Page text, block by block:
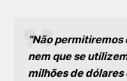
“Não
nem que se
milhões de